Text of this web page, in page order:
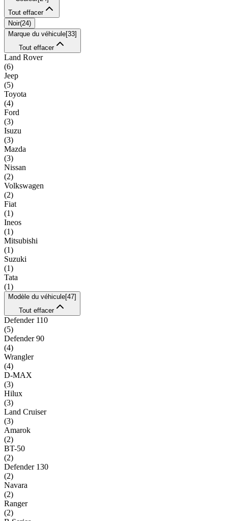
Tout effacer
Noir(24)
Marque du véhicule[33]
Tout effacer
Land Rover
(6)
Jeep
(5)
Toyota
(4)
Ford
(3)
Isuzu
(3)
Mazda
(3)
Nissan
(2)
Volkswagen
(2)
Fiat
(1)
Ineos
(1)
Mitsubishi
(1)
Suzuki
(1)
Tata
(1)
Modèle du véhicule[47]
Tout effacer
Defender 110
(5)
Defender 90
(4)
Wrangler
(4)
D-MAX
(3)
Hilux
(3)
Land Cruiser
(3)
Amarok
(2)
BT-50
(2)
Defender 130
(2)
Navara
(2)
Ranger
(2)